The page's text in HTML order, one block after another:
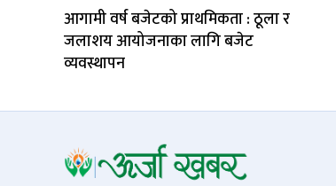
आगामी वर्ष बजेटको प्राथमिकता : ठूला र
जलाशय आयोजनाका लागि बजेट
व्यवस्थापन